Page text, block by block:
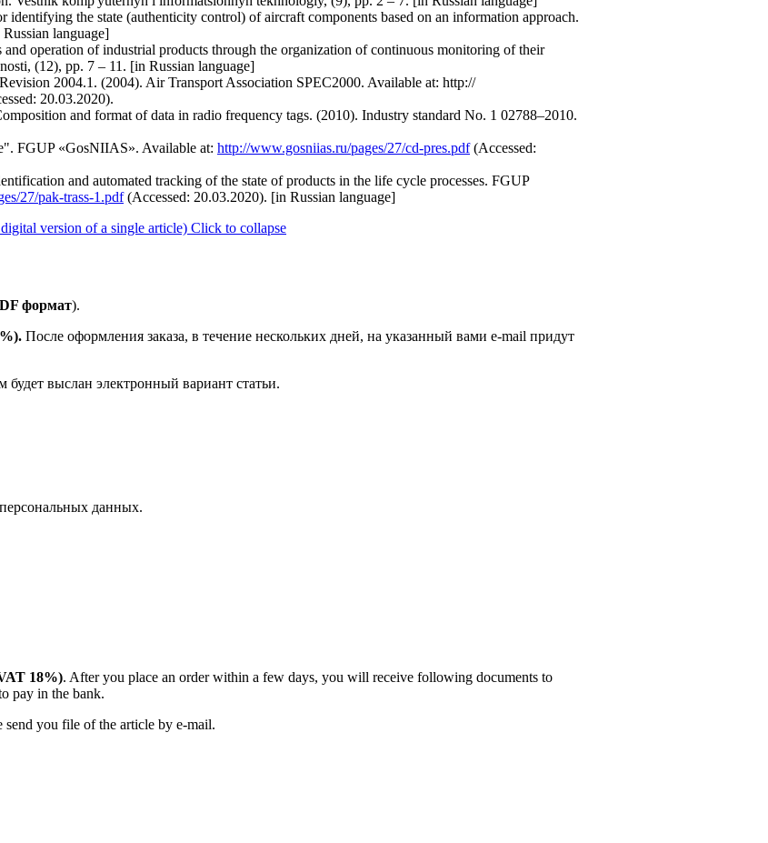
the state (authenticity control) of aircraft components based on an information approach.
language]
operation of industrial products through the organization of continuous monitoring of their
(12), pp. 7 – 11. [in Russian language]
2004.1. (2004). Air Transport Association SPEC2000. Available at: http://
20.03.2020).
and format of data in radio frequency tags. (2010). Industry standard No. 1 02788–2010.
FGUP «GosNIIAS». Available at: http://www.gosniias.ru/pages/27/cd-pres.pdf(Accessed:
and automated tracking of the state of products in the life cycle processes. FGUP
27/pak-trass-1.pdf(Accessed: 20.03.2020). [in Russian language]
version of a single article) Click to collapse
формат).
После оформления заказа, в течение нескольких дней, на указанный вами e-mail придут
будет выслан электронный вариант статьи.
данных.
18%). After you place an order within a few days, you will receive following documents to
pay in the bank.
you file of the article by e-mail.